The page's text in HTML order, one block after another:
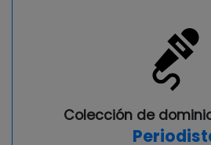
Colección de